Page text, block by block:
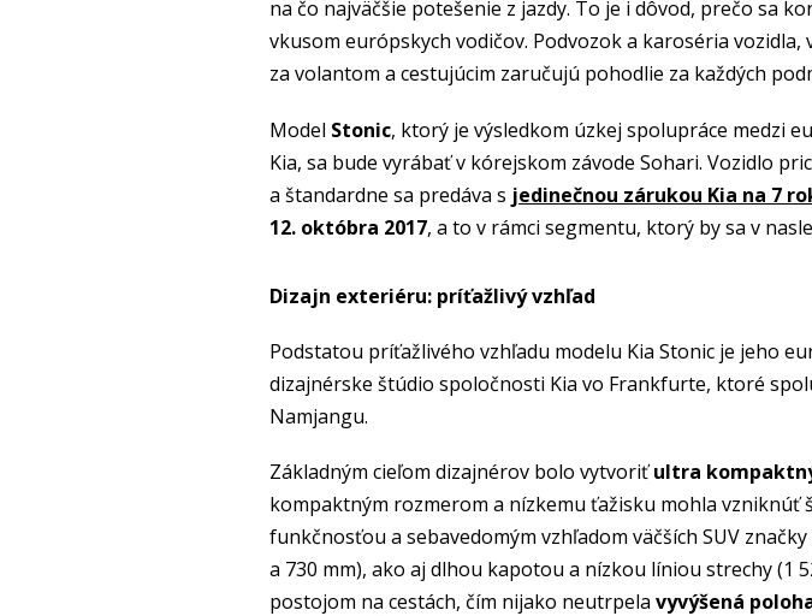
na čo najväčšie potešenie z jazdy. To je i dôvod, prečo sa
vkusom európskych vodičov. Podvozok a karoséria
za volantom a cestujúcim zaručujú pohodlie za každých
Model Stonic, ktorý je výsledkom úzkej spolupráce medzi
Kia, sa bude vyrábať v kórejskom závode Sohari. Vozidlo
a štandardne sa predáva s jedinečnou zárukou Kia na 7
12. októbra 2017, a to v rámci segmentu, ktorý by sa v
Dizajn exteriéru: príťažlivý vzhľad
Podstatou príťažlivého vzhľadu modelu Kia Stonic je jeho
dizajnérske štúdio spoločnosti Kia vo Frankfurte, ktoré
Namjangu.
Základným cieľom dizajnérov bolo vytvoriťultra
kompaktným rozmerom a nízkemu ťažisku mohla
funkčnosťou a sebavedomým vzhľadom väčších SUV
a 730 mm), ako aj dlhou kapotou a nízkou líniou strechy (1
postojom na cestách, čím nijako neutrpelavyvýšená